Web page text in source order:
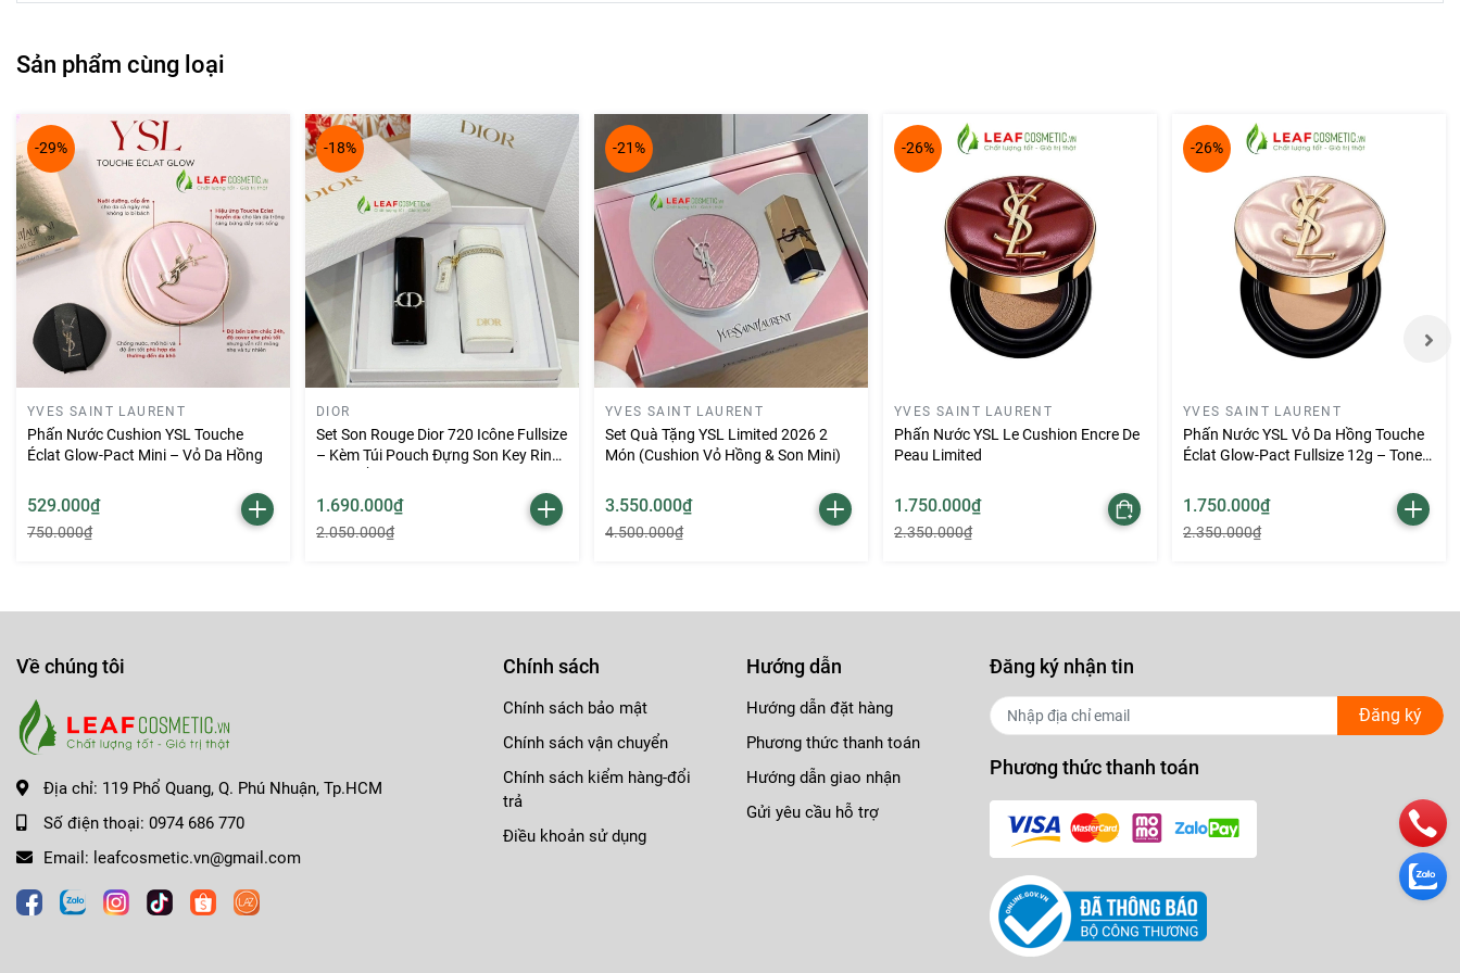
Chất son và hiệu ứng:
Với công thức đặc biệt giàu sắc tố, son MAC 666 Sweet Deal mang đến màu sắc sống động, không lem màu hay bong tróc trong suốt
cả ngày dài. Đặc biệt, son còn giúp tạo hiệu ứng môi mịn màng, đầy đặn và tự nhiên, làm nổi bật vẻ đẹp dịu dàng, thanh thoát của
người sử dụng.
Bao bì:
Phiên bản MAC 666 Sweet Deal có bao bì sang trọng và hiện đại. Mặc dù thiết kế gần như giữ nguyên so với dòng MAC Matte trước
Sản phẩm cùng loại
-29%
YVES SAINT LAURENT
Phấn Nước Cushion YSL Touche
Éclat Glow-Pact Mini – Vỏ Da Hồng
529.000₫
750.000₫
-18%
DIOR
Set Son Rouge Dior 720 Icône Fullsize
– Kèm Túi Pouch Đựng Son Key Ring
1.690.000₫
2.050.000₫
-21%
YVES SAINT LAURENT
Set Quà Tặng YSL Limited 2026 2
Món (Cushion Vỏ Hồng & Son Mini)
3.550.000₫
4.500.000₫
-26%
YVES SAINT LAURENT
Phấn Nước YSL Le Cushion Encre De
Peau Limited
1.750.000₫
2.350.000₫
-26%
YVES SAINT LAURENT
Phấn Nước YSL Vỏ Da Hồng Touche
Éclat Glow-Pact Fullsize 12g – Tone
1.750.000₫
2.350.000₫
Về chúng tôi
Địa chỉ: 119 Phổ Quang, Q. Phú Nhuận, Tp.HCM
Số điện thoại: 0974 686 770
Email: leafcosmetic.vn@gmail.com
Chính sách
Chính sách bảo mật
Chính sách vận chuyển
Chính sách kiểm hàng-đổi
trả
Điều khoản sử dụng
Hướng dẫn
Hướng dẫn đặt hàng
Phương thức thanh toán
Hướng dẫn giao nhận
Gửi yêu cầu hỗ trợ
Đăng ký nhận tin
Đăng ký
Phương thức thanh toán